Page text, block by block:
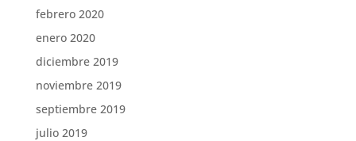
febrero 2020
enero 2020
diciembre 2019
noviembre 2019
septiembre 2019
julio 2019